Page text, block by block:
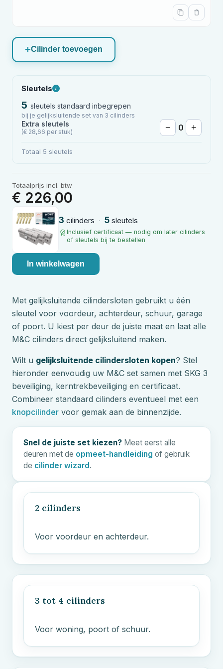
Cilinder toevoegen
Sleutels i
5 sleutels standaard inbegrepen
bij je gelijksluitende set van 3 cilinders
Extra sleutels
(€ 28,66 per stuk) − 0 +
Totaal 5 sleutels
Totaalprijs incl. btw
€ 226,00
3 cilinders · 5 sleutels
Inclusief certificaat — nodig om later cilinders
of sleutels bij te bestellen
In winkelwagen
Met gelijksluitende cilindersloten gebruikt u één
sleutel voor voordeur, achterdeur, schuur, garage
of poort. U kiest per deur de juiste maat en laat alle
M&C cilinders direct gelijksluitend maken.
Wilt u gelijksluitende cilindersloten kopen? Stel
hieronder eenvoudig uw M&C set samen met SKG 3
beveiliging, kerntrekbeveiliging en certificaat.
Combineer standaard cilinders eventueel met een
knopcilinder voor gemak aan de binnenzijde.
Snel de juiste set kiezen? Meet eerst alle
deuren met de opmeet-handleiding of gebruik
de cilinder wizard.
2 cilinders
Voor voordeur en achterdeur.
3 tot 4 cilinders
Voor woning, poort of schuur.